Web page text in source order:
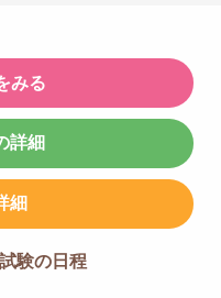
みる
詳細
細
験の日程